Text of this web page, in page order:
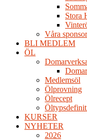
Stora
Våra
BLI MEDLEM
ÖL
Medlemsöl
Ölprovning
Ölrecept
KURSER
NYHETER
2026